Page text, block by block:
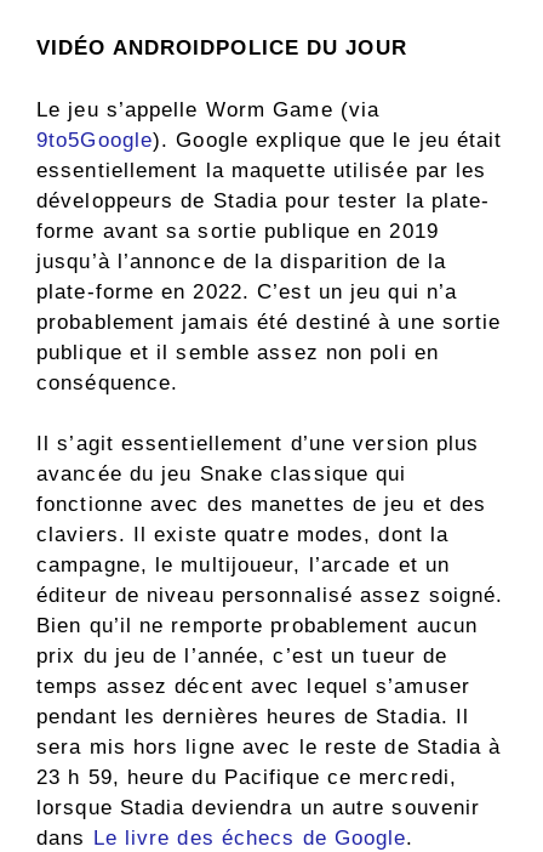
VIDÉO ANDROIDPOLICE DU JOUR
Le jeu s’appelle Worm Game (via
9to5Google). Google explique que le jeu était
essentiellement la maquette utilisée par les
développeurs de Stadia pour tester la plate-
forme avant sa sortie publique en 2019
jusqu’à l’annonce de la disparition de la
plate-forme en 2022. C’est un jeu qui n’a
probablement jamais été destiné à une sortie
publique et il semble assez non poli en
conséquence.
Il s’agit essentiellement d’une version plus
avancée du jeu Snake classique qui
fonctionne avec des manettes de jeu et des
claviers. Il existe quatre modes, dont la
campagne, le multijoueur, l’arcade et un
éditeur de niveau personnalisé assez soigné.
Bien qu’il ne remporte probablement aucun
prix du jeu de l’année, c’est un tueur de
temps assez décent avec lequel s’amuser
pendant les dernières heures de Stadia. Il
sera mis hors ligne avec le reste de Stadia à
23 h 59, heure du Pacifique ce mercredi,
lorsque Stadia deviendra un autre souvenir
dans
Le livre des échecs de Google.